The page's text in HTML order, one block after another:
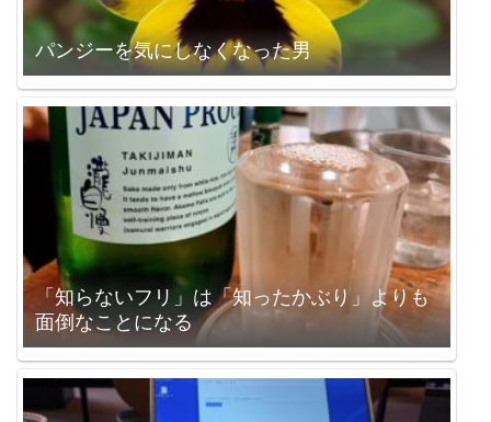
パンジーを気にしなくなった男
「知らないフリ」は「知ったかぶり」よりも
面倒なことになる